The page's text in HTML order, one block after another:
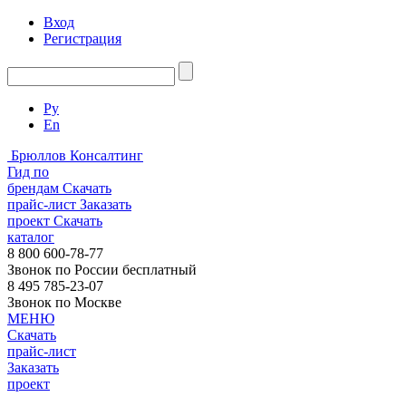
Вход
Регистрация
Ру
En
Брюллов Консалтинг
Гид по
брендам Скачать
прайс-лист Заказать
проект Скачать
каталог
8 800 600-78-77
Звонок по России бесплатный
8 495 785-23-07
Звонок по Москве
МЕНЮ
Скачать
прайс-лист
Заказать
проект